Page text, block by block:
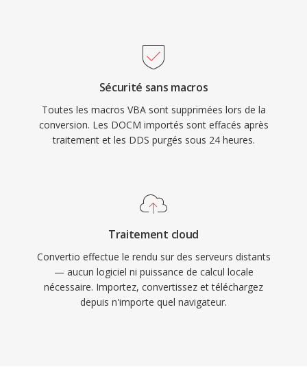
Sécurité sans macros
Toutes les macros VBA sont supprimées lors de la
conversion. Les DOCM importés sont effacés après
traitement et les DDS purgés sous 24 heures.
Traitement cloud
Convertio effectue le rendu sur des serveurs distants
— aucun logiciel ni puissance de calcul locale
nécessaire. Importez, convertissez et téléchargez
depuis n'importe quel navigateur.